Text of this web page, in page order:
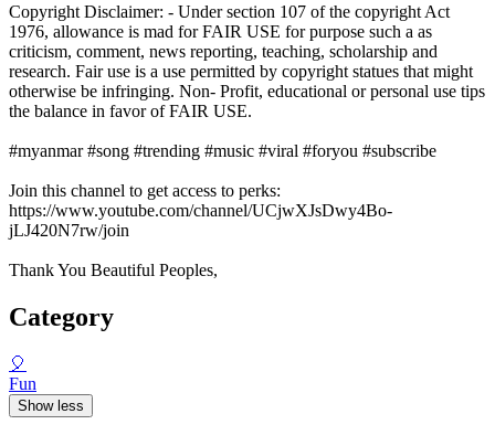
Copyright Disclaimer: - Under section 107 of the copyright Act
1976, allowance is mad for FAIR USE for purpose such a as
criticism, comment, news reporting, teaching, scholarship and
research. Fair use is a use permitted by copyright statues that might
otherwise be infringing. Non- Profit, educational or personal use tips
the balance in favor of FAIR USE.
#myanmar #song #trending #music #viral #foryou #subscribe
Join this channel to get access to perks:
https://www.youtube.com/channel/UCjwXJsDwy4Bo-
jLJ420N7rw/join
Thank You Beautiful Peoples,
Category
🎈
Fun
Show less